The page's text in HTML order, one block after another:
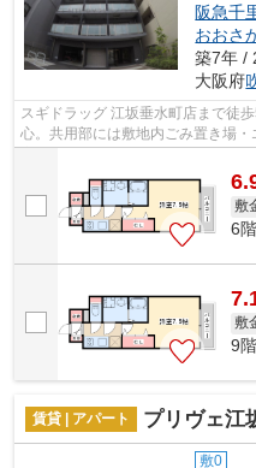
阪急千
おおさ
築7年 /
大阪府
スギドラッグ 江坂垂水町店まで徒
心。共用部には敷地内ごみ置き場
実しています。こちらの物件、通風
敷
6
敷
9
賃貸 | アパート プリヴェ江
敷0